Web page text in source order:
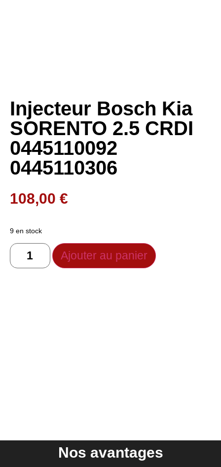
Injecteur Bosch Kia
SORENTO 2.5 CRDI
0445110092
0445110306
108,00 €
9 en stock
Ajouter au panier
Nos avantages